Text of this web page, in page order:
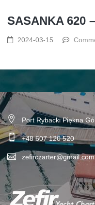
SASANKA 620
2024-03-15
Port Rybacki Piękna
+48 607 120 520
zefirczarter@gmail.com